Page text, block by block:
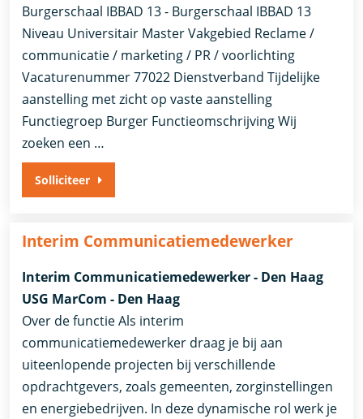
Burgerschaal IBBAD 13 - Burgerschaal IBBAD 13
Niveau Universitair Master Vakgebied Reclame /
communicatie / marketing / PR / voorlichting
Vacaturenummer 77022 Dienstverband ​Tijdelijke
aanstelling met zicht op vaste aanstelling​
Functiegroep Burger Functieomschrijving Wij
zoeken een …
Solliciteer
Interim Communicatiemedewerker
Interim Communicatiemedewerker - Den Haag
USG MarCom - Den Haag
Over de functie Als interim
communicatiemedewerker draag je bij aan
uiteenlopende projecten bij verschillende
opdrachtgevers, zoals gemeenten, zorginstellingen
en energiebedrijven. In deze dynamische rol werk je